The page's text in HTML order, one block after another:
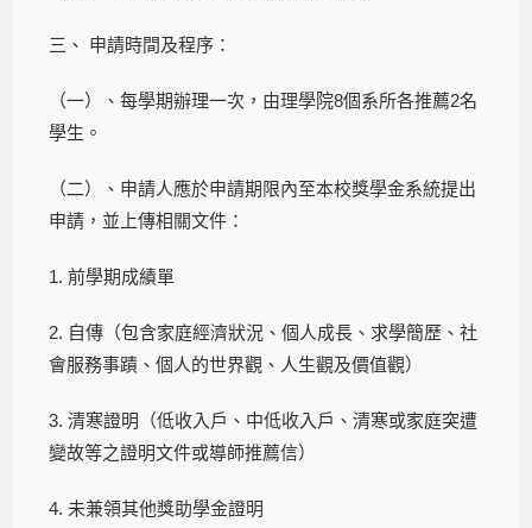
三、 申請時間及程序：
（一）、每學期辦理一次，由理學院8個系所各推薦2名
學生。
（二）、申請人應於申請期限內至本校獎學金系統提出
申請，並上傳相關文件：
1. 前學期成績單
2. 自傳（包含家庭經濟狀況、個人成長、求學簡歷、社
會服務事蹟、個人的世界觀、人生觀及價值觀）
3. 清寒證明（低收入戶、中低收入戶、清寒或家庭突遭
變故等之證明文件或導師推薦信）
4. 未兼領其他獎助學金證明